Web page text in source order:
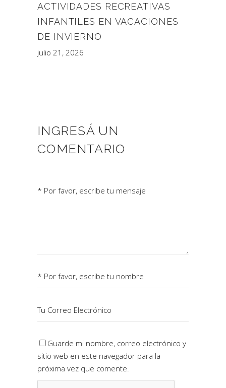
ACTIVIDADES RECREATIVAS
INFANTILES EN VACACIONES
DE INVIERNO
julio 21, 2026
INGRESÁ UN
COMENTARIO
Guarde mi nombre, correo electrónico y
sitio web en este navegador para la
próxima vez que comente.